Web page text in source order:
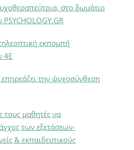
στο δωμάτιο
εκπομπή
4Ε
την ψυχοσύνθεση
μαθητές να
των εξετάσεων-
& εκπαιδευτικούς